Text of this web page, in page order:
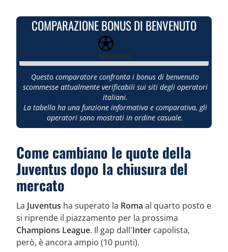
COMPARAZIONE BONUS DI BENVENUTO
Scommesse
Questo comparatore confronta i bonus di benvenuto
scommesse attualmente verificabili sui siti degli operatori
italiani.
La tabella ha una funzione informativa e comparativa, gli
operatori sono mostrati in ordine casuale.
Come cambiano le quote della
Juventus dopo la chiusura del
mercato
La Juventus ha superato la Roma al quarto posto e
si riprende il piazzamento per la prossima
Champions League. Il gap dall'Inter capolista,
però, è ancora ampio (10 punti).